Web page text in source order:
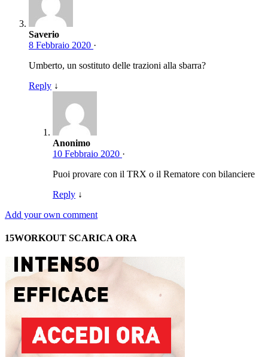
Saverio
8 Febbraio 2020 ·
Umberto, un sostituto delle trazioni alla sbarra?
Reply ↓
Anonimo
10 Febbraio 2020 ·
Puoi provare con il TRX o il Rematore con bilanciere
Reply ↓
Add your own comment
15WORKOUT SCARICA ORA